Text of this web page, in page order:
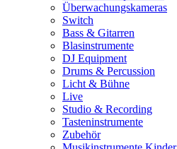
Überwachungskameras
Switch
Bass & Gitarren
Blasinstrumente
DJ Equipment
Drums & Percussion
Licht & Bühne
Live
Studio & Recording
Tasteninstrumente
Zubehör